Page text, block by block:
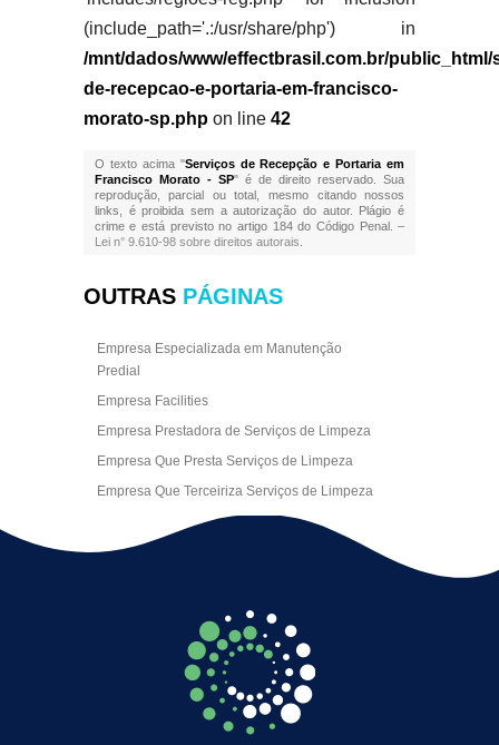
(include_path='.:/usr/share/php') in
/mnt/dados/www/effectbrasil.com.br/public_html/
de-recepcao-e-portaria-em-francisco-
morato-sp.phpon line 42
O texto acima "Serviços de Recepção e Portaria em
Francisco Morato - SP" é de direito reservado. Sua
reprodução, parcial ou total, mesmo citando nossos
links, é proibida sem a autorização do autor. Plágio é
crime e está previsto no artigo 184 do Código Penal. –
Lei n° 9.610-98 sobre direitos autorais
OUTRAS PÁGINAS
Empresa Especializada em Manutenção
Predial
Empresa Facilities
Empresa Prestadora de Serviços de Limpeza
Empresa Que Presta Serviços de Limpeza
Empresa Que Terceiriza Serviços de Limpeza
Empresa Terceirizada de Portaria
Empresa de Facilities
Empresa de Limpeza Empresarial
Empresa de Limpeza Predial
Empresa de Limpeza Predial Terceirizada
Empresa de Limpeza de Escritório
Empresa de Limpeza de Fachada